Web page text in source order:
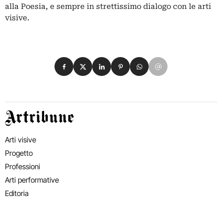
alla Poesia, e sempre in strettissimo dialogo con le arti
visive.
Condividi su Facebook
Condividi su X
Condividi su LinkedIn
Condividi su Pinterest
Condividi su WhatsApp
Condividi su Email
Artribune
Arti visive
Progetto
Professioni
Arti performative
Editoria